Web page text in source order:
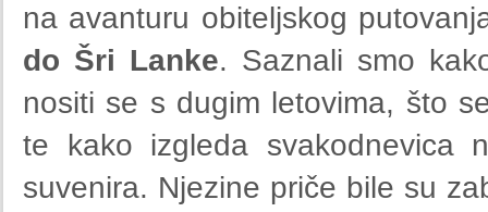
na avanturu obiteljskog
do Šri Lanke. Saznali smo
nositi se s dugim letovima, što
te kako izgleda svakodnevica
suvenira. Njezine priče bile su